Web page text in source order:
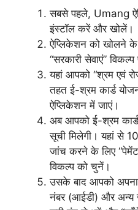
सबसे पहले, Umang
इंस्टॉल करें और खोलें।
ऐप्लिकेशन को खोलने के
“सरकारी सेवाएं”
यहां आपको “श्रम एवं
तहत ई-श्रम कार्ड
ऐप्लिकेशन में जाएं।
अब आपको ई-श्रम
सूची मिलेगी। यहां से
जांच करने के लिए “पेमेंट
विकल्प को चुनें।
उसके बाद आपको अपना
नंबर (आईडी) और अन्य